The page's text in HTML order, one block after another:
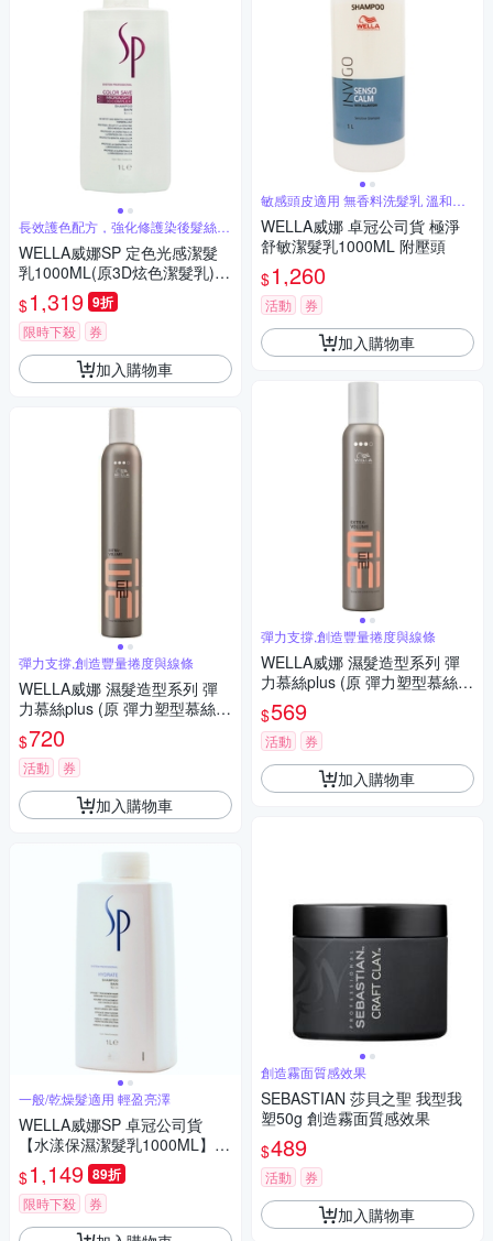
長效護色配方，強化修護染後髮絲，
持久艷色
WELLA威娜SP 定色光感潔髮
乳1000ML(原3D炫色潔髮乳)卓
冠公司貨
$1,319 9折
限時下殺 券
加入購物車
彈力支撐,創造豐量捲度與線條
WELLA威娜 濕髮造型系列 彈
力慕絲plus (原 彈力塑型慕絲)
500ml 公司貨
$720
活動 券
加入購物車
一般/乾燥髮適用 輕盈亮澤
WELLA威娜SP 卓冠公司貨
【水漾保濕潔髮乳1000ML】附
壓頭
$1,149 89折
限時下殺 券
敏感頭皮適用 無香料洗髮乳 溫和潔
淨
WELLA威娜 卓冠公司貨 極淨
舒敏潔髮乳1000ML 附壓頭
$1,260
活動 券
加入購物車
彈力支撐,創造豐量捲度與線條
WELLA威娜 濕髮造型系列 彈
力慕絲plus (原 彈力塑型慕絲)
300ml 公司貨
$569
活動 券
加入購物車
創造霧面質感效果
SEBASTIAN 莎貝之聖 我型我
塑50g 創造霧面質感效果
$489
活動 券
加入購物車